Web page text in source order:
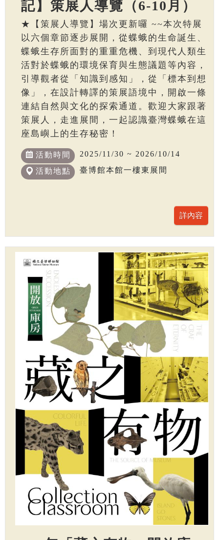
記】策展人導覽（6-10月）
★【策展人導覽】場次更新囉 ~~本次特展
以六個章節逐步展開，從蝶蛾的生命誕生、
蝶蛾生存所面對的重重危機、到現代人類生
活對於蝶蛾的環境保育與生態議題等內容，
引導觀者從「知識到感知」，從「標本到想
像」，在設計轉譯的策展語境中，開啟一條
連結自然與文化的探索通道。歡迎大家跟著
策展人，走進展間，一起認識臺灣蝶蛾在這
座島嶼上的生存秘密！
活動時間 2025/11/30 ~ 2026/10/14
活動地點 臺博館本館一樓東展間